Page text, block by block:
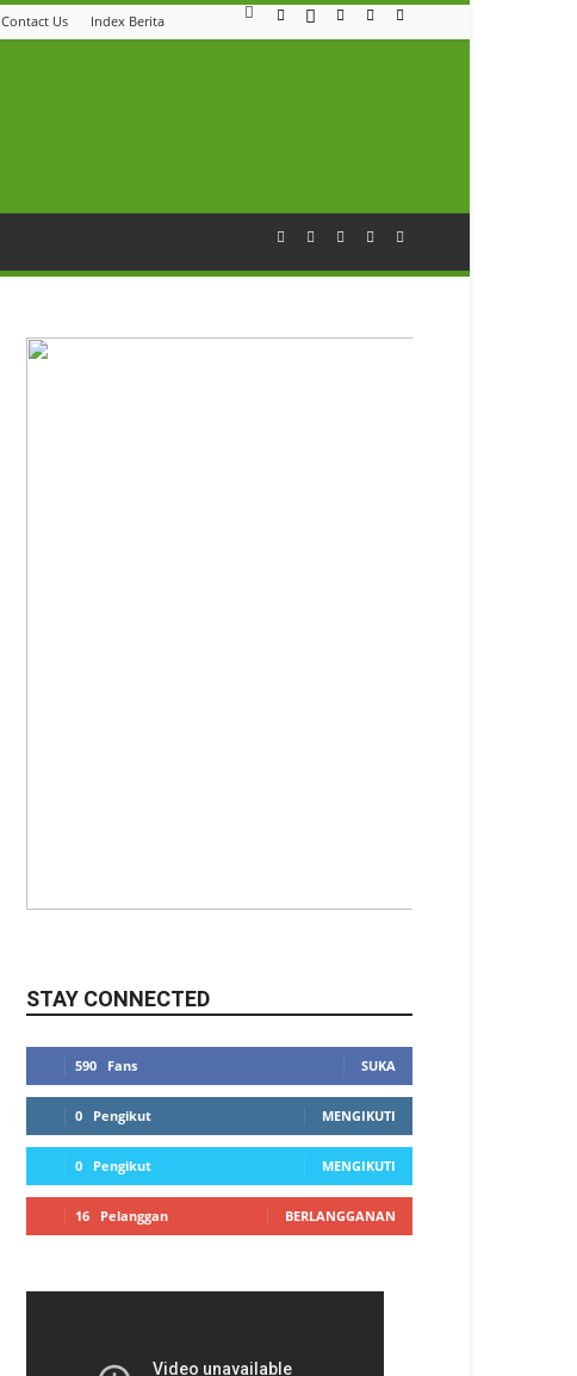
Contact Us Index Berita
STAY CONNECTED
590 Fans SUKA
0 Pengikut MENGIKUTI
0 Pengikut MENGIKUTI
16 Pelanggan BERLANGGANAN